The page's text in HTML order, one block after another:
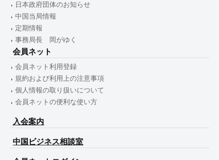
日本政府団体のお知らせ
中国当局情報
定期情報
事務局長 岡がゆく
会員ネット
会員ネット利用登録
規約および利用上の注意事項
個人情報の取り扱いについて
会員ネットの便利な使い方
入会案内
中国ビジネス相談室